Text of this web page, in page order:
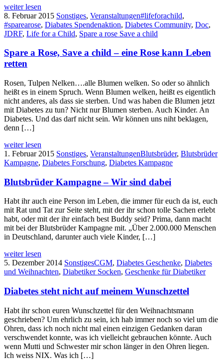
weiter lesen
8. Februar 2015 Sonstiges, Veranstaltungen#lifeforachild,
#sparearose, Diabates Spendenaktion, Diabetes Community, Doc,
JDRF, Life for a Child, Spare a rose Save a child
Spare a Rose, Save a child – eine Rose kann Leben
retten
Rosen, Tulpen Nelken….alle Blumen welken. So oder so ähnlich
heißt es in einem Spruch. Wenn Blumen welken, heißt es eigentlich
nicht anderes, als dass sie sterben. Und was haben die Blumen jetzt
mit Diabetes zu tun? Nicht nur Blumen sterben. Auch Kinder. An
Diabetes. Und das darf nicht sein. Wir können uns niht beklagen,
denn […]
weiter lesen
1. Februar 2015 Sonstiges, VeranstaltungenBlutsbrüder, Blutsbrüder
Kampagne, Diabetes Forschung, Diabetes Kampagne
Blutsbrüder Kampagne – Wir sind dabei
Habt ihr auch eine Person im Leben, die immer für euch da ist, euch
mit Rat und Tat zur Seite steht, mit der ihr schon tolle Sachen erlebt
habt, oder mit der ihr einfach best Buddy seid? Prima, dann macht
mit bei der Blutsbrüder Kampagne mit. „Über 2.000.000 Menschen
in Deutschland, darunter auch viele Kinder, […]
weiter lesen
5. Dezember 2014 SonstigesCGM, Diabetes Geschenke, Diabetes
und Weihnachten, Diabetiker Socken, Geschenke für Diabetiker
Diabetes steht nicht auf meinem Wunschzettel
Habt ihr schon euren Wunschzettel für den Weihnachtsmann
geschrieben? Um ehrlich zu sein, ich hab immer noch so viel um die
Ohren, dass ich noch nicht mal einen einzigen Gedanken daran
verschwendet konnte, was ich vielleicht gebrauchen könnte. Auch
wenn Mutti und Schwester mir schon länger in den Ohren liegen.
Ich weiss NIX. Was ich […]